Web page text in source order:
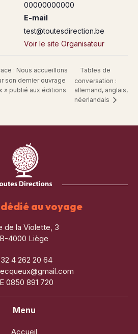
00000000000
E-mail
test@toutesdirection.be
Voir le site Organisateur
: Nous accueillons
son dernier ouvrage
» publié aux éditions
Tables de
conversation :
allemand, anglais,
néerlandais
au voyage
de la Violette, 3
B-4000 Liège
4 262 20 64
0850 891 720
Menu
Accueil